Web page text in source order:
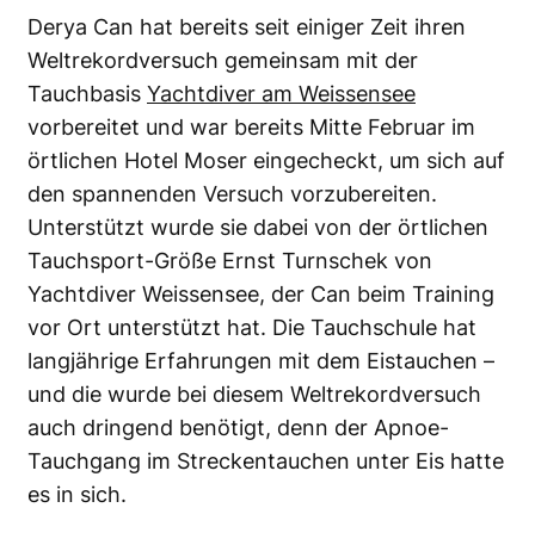
Derya Can hat bereits seit einiger Zeit ihren
Weltrekordversuch gemeinsam mit der
Tauchbasis Yachtdiver am Weissensee
vorbereitet und war bereits Mitte Februar im
örtlichen Hotel Moser eingecheckt, um sich auf
den spannenden Versuch vorzubereiten.
Unterstützt wurde sie dabei von der örtlichen
Tauchsport-Größe Ernst Turnschek von
Yachtdiver Weissensee, der Can beim Training
vor Ort unterstützt hat. Die Tauchschule hat
langjährige Erfahrungen mit dem Eistauchen –
und die wurde bei diesem Weltrekordversuch
auch dringend benötigt, denn der Apnoe-
Tauchgang im Streckentauchen unter Eis hatte
es in sich.